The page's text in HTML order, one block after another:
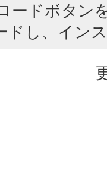
ードボタン
ドし、イン